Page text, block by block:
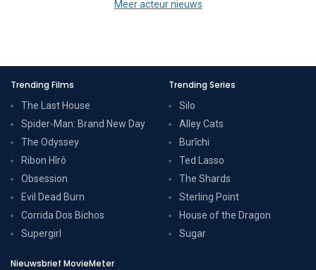
Meer acteur nieuws
Trending Films
The Last House
Spider-Man: Brand New Day
The Odyssey
Ribon Hîrô
Obsession
Evil Dead Burn
Corrida Dos Bichos
Supergirl
Trending Series
Silo
Alley Cats
Burīchi
Ted Lasso
The Shards
Sterling Point
House of the Dragon
Sugar
Nieuwsbrief MovieMeter